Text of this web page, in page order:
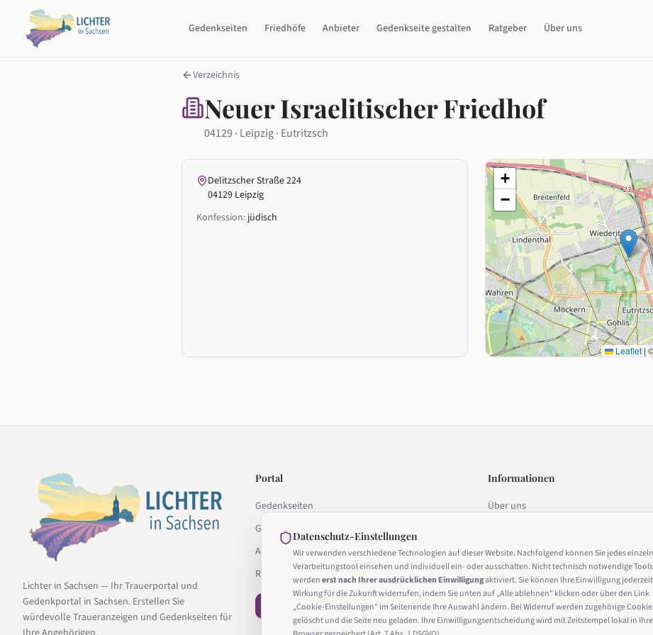
Gedenkseiten Friedhöfe Anbieter Gedenkseite gestalten Ratgeber Über uns
Verzeichnis
Neuer Israelitischer Friedhof
04129 · Leipzig · Eutritzsch
Delitzscher Straße 224
04129 Leipzig
Konfession: jüdisch
+
−
Leaflet |
Lichter in Sachsen — Ihr Trauerportal und
Gedenkportal in Sachsen. Erstellen Sie
würdevolle Traueranzeigen und Gedenkseiten für
Portal
Gedenkseiten
Gedenkseite gestalten
Anbieter
Ratgeber
− Vertrag widerrufen
Informationen
Über uns
Impressum
Nutzungsbedingungen
Cookie-Einstellungen
Datenschutz-Einstellungen
Wir verwenden verschiedene Technologien auf dieser Website. Nachfolgend können Sie jedes
Verarbeitungstool einsehen und individuell ein- oder ausschalten. Nicht technisch notwendige Tools
werdenerst nach Ihrer ausdrücklichen Einwilligungaktiviert. Sie können Ihre Einwilligung
Wirkung für die Zukunft widerrufen, indem Sie unten auf „Alle ablehnen" klicken oder über den Link
„Cookie-Einstellungen" im Seitenende Ihre Auswahl ändern. Bei Widerruf werden zugehörige
gelöscht und die Seite neu geladen. Ihre Einwilligungsentscheidung wird mit Zeitstempel lokal in